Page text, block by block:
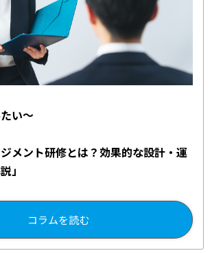
い～
ジメント研修とは？効果的な設計・運
」
コラムを読む